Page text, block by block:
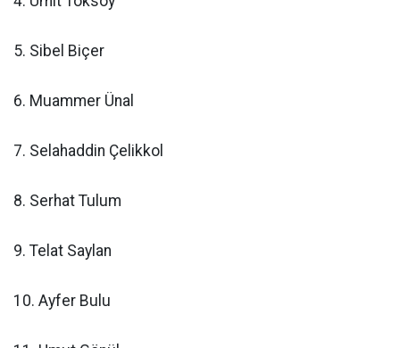
5. Sibel Biçer
6. Muammer Ünal
7. Selahaddin Çelikkol
8. Serhat Tulum
9. Telat Saylan
10. Ayfer Bulu